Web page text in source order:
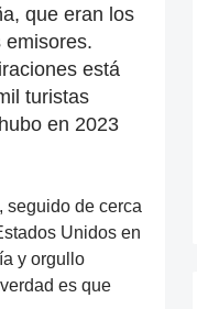
que eran los
emisores.
está
turistas
en 2023
seguido de cerca
Unidos en
y orgullo
es que